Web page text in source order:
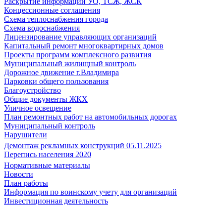
Концессионные соглашения
Схема теплоснабжения города
Схема водоснабжения
Лицензирование управляющих организаций
Капитальный ремонт многоквартирных домов
Проекты программ комплексного развития
Муниципальный жилищный контроль
Дорожное движение г.Владимира
Парковки общего пользования
Благоустройство
Общие документы ЖКХ
Уличное освещение
План ремонтных работ на автомобильных дорогах
Муниципальный контроль
Нарушители
Демонтаж рекламных конструкций 05.11.2025
Перепись населения 2020
Нормативные материалы
Новости
План работы
Информация по воинскому учету для организаций
Инвестиционная деятельность